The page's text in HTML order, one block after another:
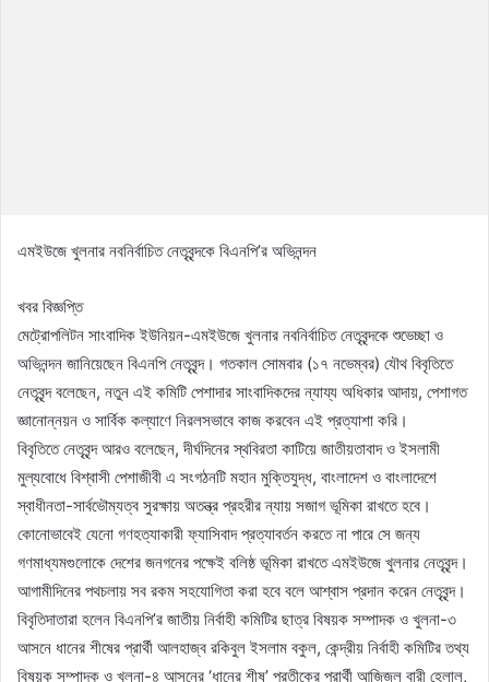
এমইউজে খুলনার নবনির্বাচিত নেতৃবৃন্দকে বিএনপি’র অভিনন্দন
খবর বিজ্ঞপ্তি
মেট্রোপলিটন সাংবাদিক ইউনিয়ন-এমইউজে খুলনার নবনির্বাচিত নেতৃবৃন্দকে শুভেচ্ছা ও
অভিনন্দন জানিয়েছেন বিএনপি নেতৃবৃন্দ। গতকাল সোমবার (১৭ নভেম্বর) যৌথ বিবৃতিতে
নেতৃবৃন্দ বলেছেন, নতুন এই কমিটি পেশাদার সাংবাদিকদের ন্যায্য অধিকার আদায়, পেশাগত
জ্ঞানোন্নয়ন ও সার্বিক কল্যাণে নিরলসভাবে কাজ করবেন এই প্রত্যাশা করি।
বিবৃতিতে নেতৃবৃন্দ আরও বলেছেন, দীর্ঘদিনের স্থবিরতা কাটিয়ে জাতীয়তাবাদ ও ইসলামী
মুল্যবোধে বিশ্বাসী পেশাজীবী এ সংগঠনটি মহান মুক্তিযুদ্ধ, বাংলাদেশ ও বাংলাদেশে
স্বাধীনতা-সার্বভৌম্যত্ব সুরক্ষায় অতন্ত্র প্রহরীর ন্যায় সজাগ ভূমিকা রাখতে হবে।
কোনোভাবেই যেনো গণহত্যাকারী ফ্যাসিবাদ প্রত্যাবর্তন করতে না পারে সে জন্য
গণমাধ্যমগুলোকে দেশের জনগনের পক্ষেই বলিষ্ঠ ভূমিকা রাখতে এমইউজে খুলনার নেতৃবৃন্দ।
আগামীদিনের পথচলায় সব রকম সহযোগিতা করা হবে বলে আশ্বাস প্রদান করেন নেতৃবৃন্দ।
বিবৃতিদাতারা হলেন বিএনপি’র জাতীয় নির্বাহী কমিটির ছাত্র বিষয়ক সম্পাদক ও খুলনা-৩
আসনে ধানের শীষের প্রার্থী আলহাজ্ব রকিবুল ইসলাম বকুল, কেন্দ্রীয় নির্বাহী কমিটির তথ্য
বিষয়ক সম্পাদক ও খুলনা-৪ আসনের ‘ধানের শীষ’ প্রতীকের প্রার্থী আজিজুল বারী হেলাল,